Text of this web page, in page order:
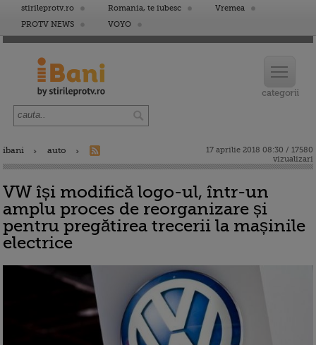
stirileprotv.ro Romania, te iubesc
Vremea
PROTV NEWS
VOYO
ibani auto
17 aprilie 2018 08:30 / 17580
vizualizari
VW își modifică logo-ul, într-un
amplu proces de reorganizare și
pentru pregătirea trecerii la mașinile
electrice